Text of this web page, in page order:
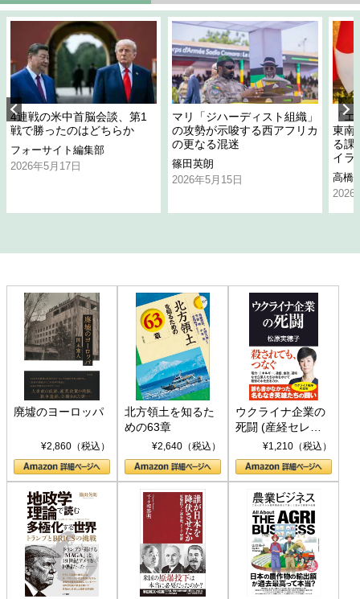
4連戦の米中首脳会談、第1
戦で勝ったのはどちらか
フォーサイト編集部
2026年5月17日
マリ「ジハーディスト組織」
の攻勢が示唆する西アフリカ
の更なる混迷
篠田英朗
2026年5月15日
「
東南
る課
イラ
高橋
2026
廃墟のヨーロッパ
¥2,860（税込）
北方領土を知るた
めの63章
¥2,640（税込）
ウクライナ企業の
死闘 (産経セレク
ト S 039)¥1,210（税込）